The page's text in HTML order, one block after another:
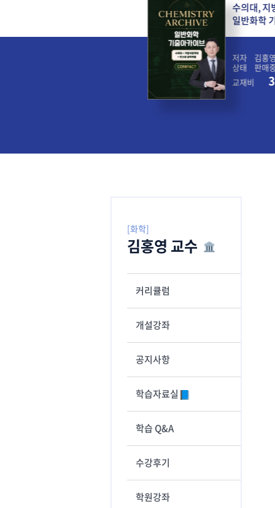
수의대, 지
일반화학
저자
김홍
상태
판매
교재비
[화학]
김홍영 교수
커리큘럼
개설강좌
공지사항
학습자료실
학습 Q&A
수강후기
학원강좌